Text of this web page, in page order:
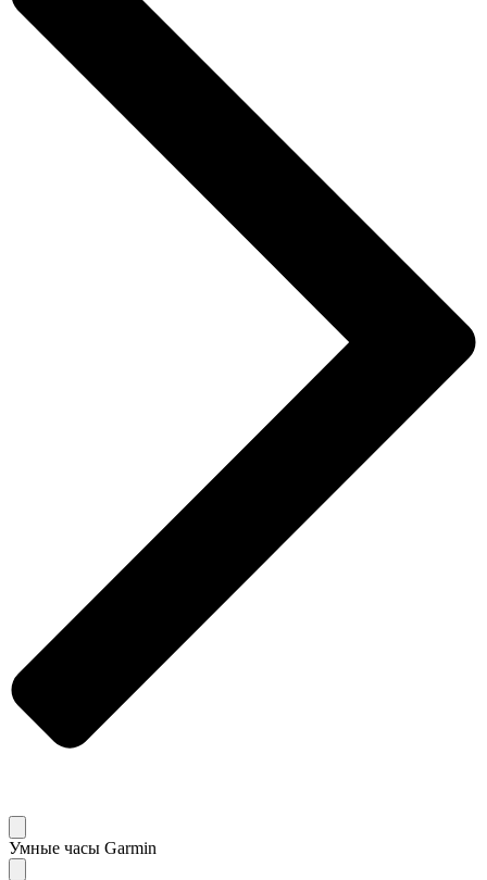
Умные часы Garmin